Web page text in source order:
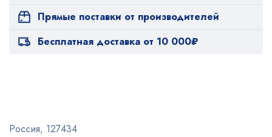
Прямые поставки от производителей
Бесплатная доставка от 10 000₽
Россия, 127434